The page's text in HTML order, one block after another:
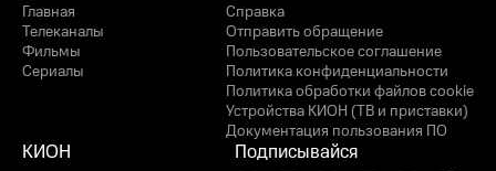
Главная
Телеканалы
Фильмы
Сериалы
Справка
Отправить обращение
Пользовательское соглашение
Политика конфиденциальности
Политика обработки файлов cookie
Устройства КИОН (ТВ и приставки)
Документация пользования ПО
КИОН Подписывайся